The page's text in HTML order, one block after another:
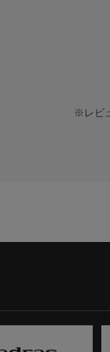
※レビ